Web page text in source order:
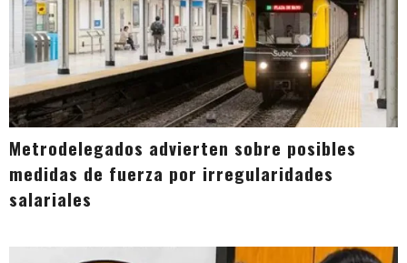
Metrodelegados advierten sobre posibles
medidas de fuerza por irregularidades
salariales